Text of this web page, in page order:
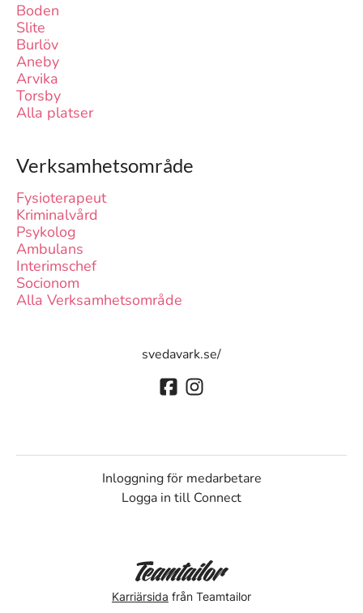
Boden
Slite
Burlöv
Aneby
Arvika
Torsby
Alla platser
Verksamhetsområde
Fysioterapeut
Kriminalvård
Psykolog
Ambulans
Interimschef
Socionom
Alla Verksamhetsområde
svedavark.se/
Inloggning för medarbetare
Logga in till Connect
Karriärsida från Teamtailor